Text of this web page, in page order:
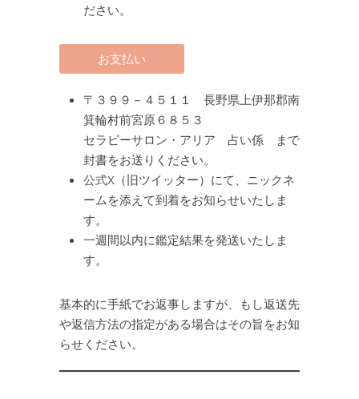
ださい。
〒３９９－４５１１ 長野県上伊那郡南
箕輪村前宮原６８５３
セラピーサロン・アリア 占い係 まで
封書をお送りください。
公式X （旧ツイッター）にて、ニックネ
ームを添えて到着をお知らせいたしま
す。
一週間以内に鑑定結果を発送いたしま
す。
基本的に手紙でお返事しますが、もし返送先
や返信方法の指定がある場合はその旨をお知
らせください。